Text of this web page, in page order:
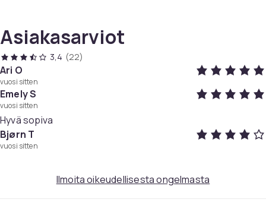
ympäri vuorokauden.
Vettä hylkivämateriaali:
hikeä hylkivä - täydellinen harjoitteluun ja
aktiviteetteihin sisällä sekä ulkona.
Tekniset tiedot:
Väri: Musta
Koko: 13,5 cm x 2,3 cm + 9,0 x 2,3 cm
Asiakasarviot
3,4 (22)
Ari O
vuosi sitten
Emely S
vuosi sitten
Hyvä sopiva
Bjørn T
vuosi sitten
Ilmoita oikeudellisesta ongelmasta